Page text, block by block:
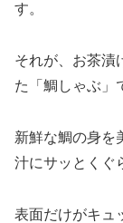
す。
それが、お茶漬
た「鯛しゃぶ」
新鮮な鯛の身を
汁にサッとくぐ
表面だけがキュ